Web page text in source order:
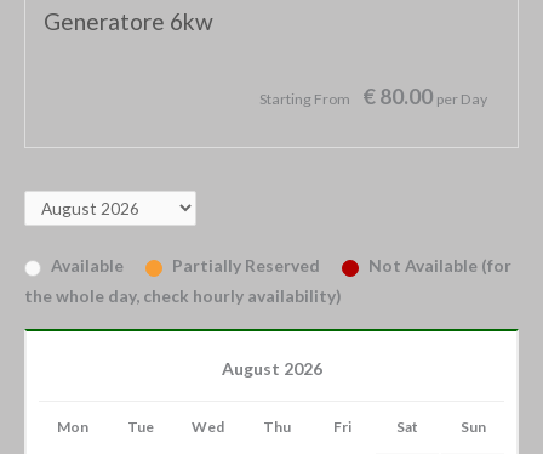
Generatore 6kw
Starting From € 80.00 per Day
Available Partially Reserved
Not Available (for
the whole day, check hourly availability)
August 2026
Mon Tue Wed Thu Fri Sat Sun